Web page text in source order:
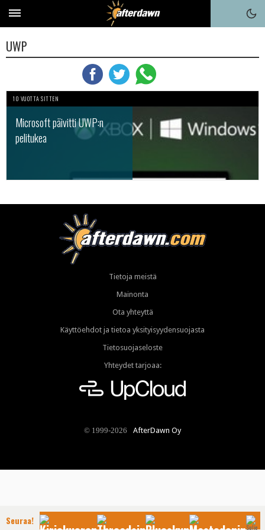
UWP
10 VUOTTA SITTEN
Microsoft päivitti UWP:n
pelitukea
Tietoja meistä
Mainonta
Ota yhteyttä
Käyttöehdot ja tietoa yksityisyydensuojasta
Tietosuojaseloste
Yhteydet tarjoaa:
© 1999-2026 AfterDawn Oy
Seuraa!